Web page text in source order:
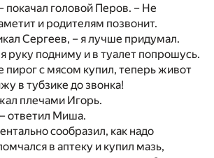
головой Перов. – Не
и родителям позвонит.
Сергеев, – я лучше придумал.
руку подниму и в туалет попрошусь.
пирог с мясом купил, теперь живот
в тубзике до звонка!
плечами Игорь.
ответил Миша.
сообразил, как надо
в аптеку и купил мазь,